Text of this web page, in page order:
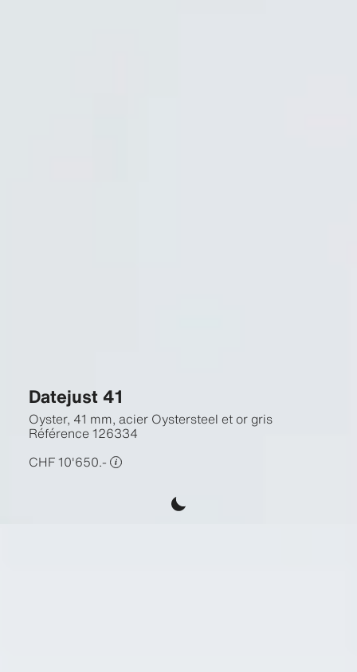
Datejust 41
Oyster, 41 mm, acier Oystersteel et or gris
Référence126334
CHF 10'650.-